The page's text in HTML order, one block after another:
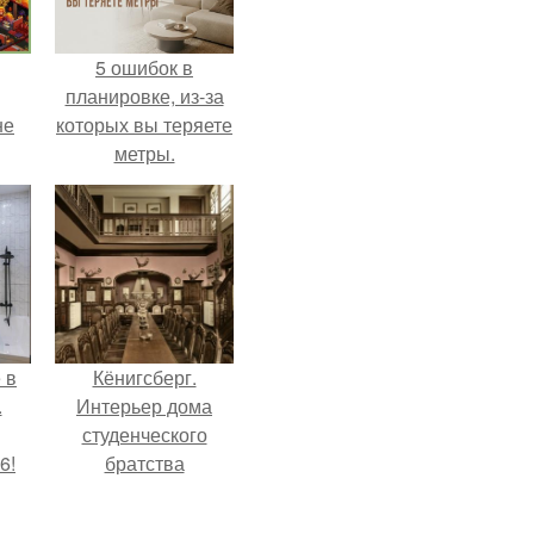
5 ошибок в
планировке, из-за
которых вы теряете
метры.
Кёнигсберг.
Интерьер дома
студенческого
братства